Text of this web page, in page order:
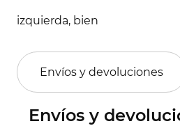
izquierda, bien
Envíos y devoluciones
Envíos y